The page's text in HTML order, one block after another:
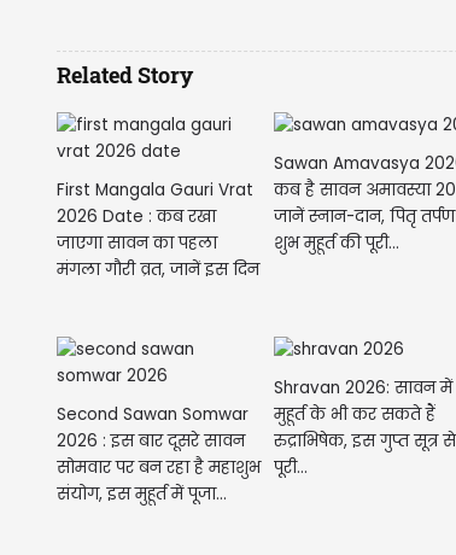
Related Story
First Mangala Gauri Vrat
2026 Date : कब रखा
जाएगा सावन का पहला
मंगला गौरी व्रत, जानें इस दिन
Sawan Amavasya
कब है सावन अमावस्या
जानें स्नान-दान, पितृ
शुभ मुहूर्त की पूरी...
Second Sawan Somwar
2026 : इस बार दूसरे सावन
सोमवार पर बन रहा है महाशुभ
संयोग, इस मुहूर्त में पूजा...
Shravan 2026: सावन में
मुहूर्त के भी कर सकते हैं
रुद्राभिषेक, इस गुप्त सूत्र
पूरी...